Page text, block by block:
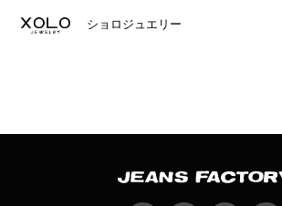
ショロジュエリー